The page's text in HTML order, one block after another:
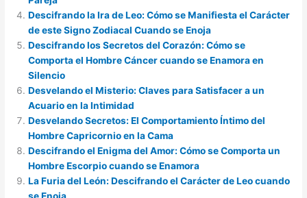
Descifrando la Ira de Leo: Cómo se Manifiesta el Carácter
de este Signo Zodiacal Cuando se Enoja
Descifrando los Secretos del Corazón: Cómo se
Comporta el Hombre Cáncer cuando se Enamora en
Silencio
Desvelando el Misterio: Claves para Satisfacer a un
Acuario en la Intimidad
Desvelando Secretos: El Comportamiento Íntimo del
Hombre Capricornio en la Cama
Descifrando el Enigma del Amor: Cómo se Comporta un
Hombre Escorpio cuando se Enamora
La Furia del León: Descifrando el Carácter de Leo cuando
se Enoja